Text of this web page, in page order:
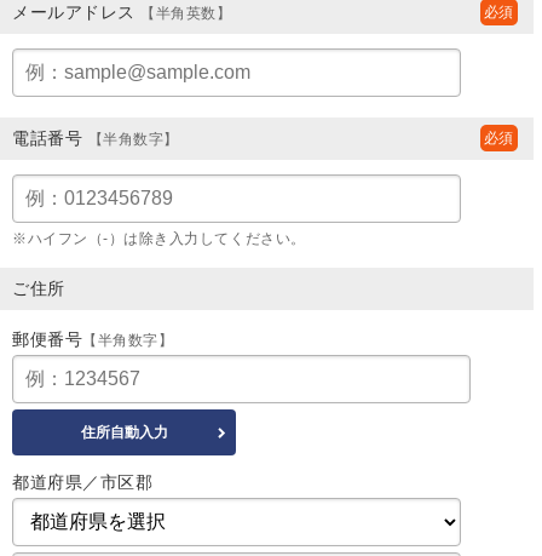
メールアドレス 【半角英数】
電話番号 【半角数字】
※ハイフン（-）は除き入力してください。
ご住所
郵便番号 【半角数字】
都道府県／市区郡